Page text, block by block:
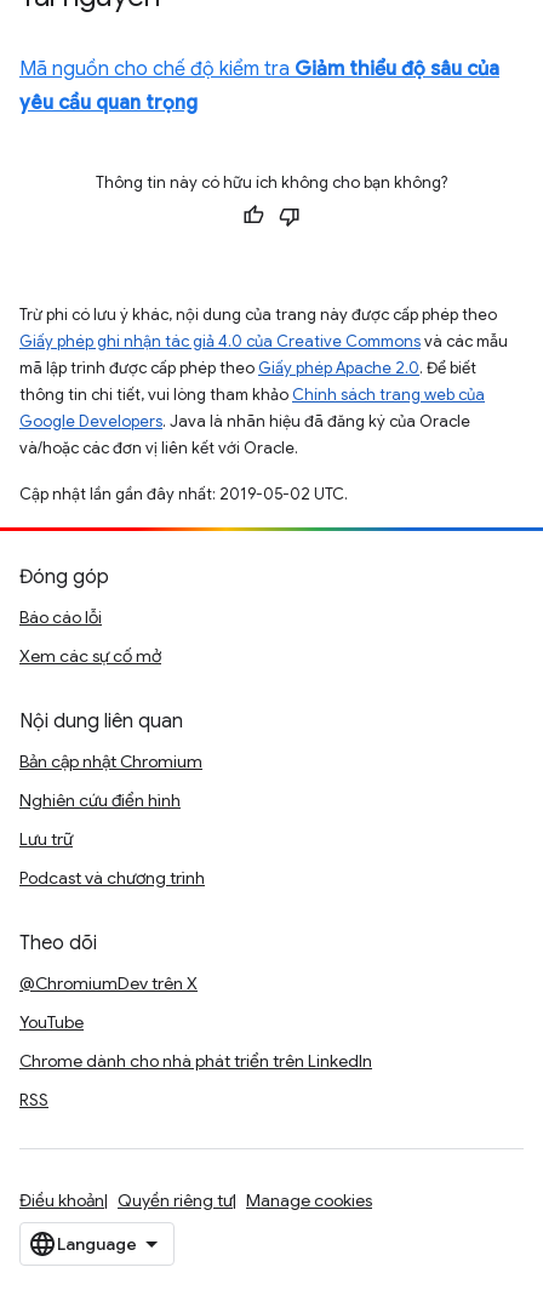
Mã nguồn cho chế độ kiểm tra Giảm thiểu độ sâu của
yêu cầu quan trọng
Thông tin này có hữu ích không cho bạn không?
Trừ phi có lưu ý khác, nội dung của trang này được cấp phép theo
Giấy phép ghi nhận tác giả 4.0 của Creative Commonsvà các mẫu
mã lập trình được cấp phép theo Giấy phép Apache 2.0. Để biết
thông tin chi tiết, vui lòng tham khảo Chính sách trang web của
Google Developers. Java là nhãn hiệu đã đăng ký của Oracle
và/hoặc các đơn vị liên kết với Oracle.
Cập nhật lần gần đây nhất: 2019-05-02 UTC.
Đóng góp
Báo cáo lỗi
Xem các sự cố mở
Nội dung liên quan
Bản cập nhật Chromium
Nghiên cứu điển hình
Lưu trữ
Podcast và chương trình
Theo dõi
@ChromiumDev trên X
YouTube
Chrome dành cho nhà phát triển trên LinkedIn
RSS
Điều khoản Quyền riêng tư Manage cookies